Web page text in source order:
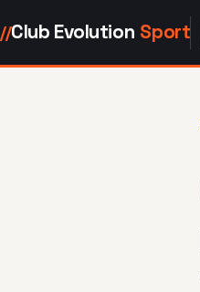
//Club Evolution Sport